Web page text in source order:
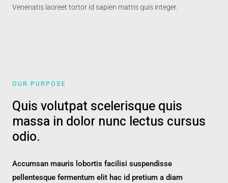
Venenatis laoreet tortor id sapien mattis quis integer.
OUR PURPOSE
Quis volutpat scelerisque quis
massa in dolor nunc lectus cursus
odio.
Accumsan mauris lobortis facilisi suspendisse
pellentesque fermentum elit hac id pretium a diam